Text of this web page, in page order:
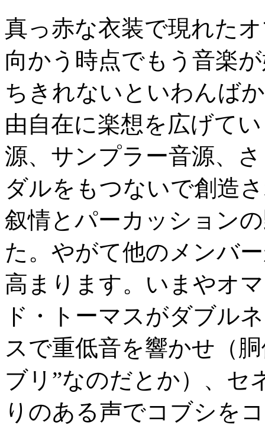
真っ赤な衣装で現れた
向かう時点でもう音楽
ちきれないといわんば
由自在に楽想を広げて
源、サンプラー音源、
ダルをもつないで創造
叙情とパーカッション
た。やがて他のメンバ
高まります。いまやオ
ド・トーマスがダブル
スで重低音を響かせ（
ブリ”なのだとか）、セ
りのある声でコブシを